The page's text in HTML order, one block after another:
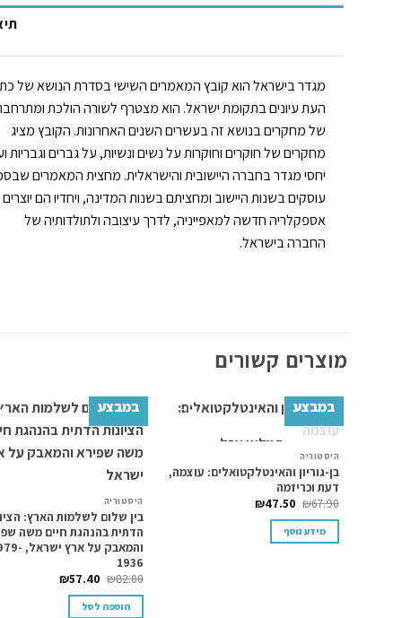
מגדר בישראל הוא קובץ המאמרים השישי בסדרת הנושא של כתב
העת עיונים בתקומת ישראל. הוא מצטרף לשורה הולכת ומתרחבת
של מחקרים בנושא זה בעשרים השנים האחרונות. הקובץ מציג
מחקרים של חוקרים וחוקרות על נשים ונשיות, על גברים וגבריות ועל
יחסי מגדר בחברה היישובית והישראלית. מחצית המאמרים שבספר
עוסקים בשנות היישוב ומחציתם בשנות המדינה, ויחדיו הם יוצרים
אספקלריה חדשה למאפייניה, לדרך עיצובה ולתולדותיה של
החברה בישראל.
קשורים
Add to
המלאי אזל
בן-גוריון והאינטלקטואלים: עוצמה,
דעת וכריזמה
₪47.50
במבצע
wishlist
בין שלום לשלמות הארץ: הציונות
הדתית בהנהגת חיים משה שפירא
והמאבק על ארץ ישראל, 1979-
₪57.40